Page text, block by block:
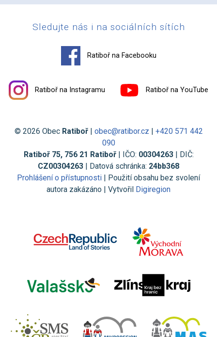
Sledujte nás i na sociálních sítích
Ratiboř na Facebooku
Ratiboř na Instagramu Ratiboř na YouTube
© 2026 Obec Ratiboř| obec@ratibor.cz | +420 571 442
090
Ratiboř 75, 756 21 Ratiboř| IČO: 00304263| DIČ:
CZ00304263 | Datová schránka: 24bb368
Prohlášení o přístupnosti | Použití obsahu bez svolení
autora zakázáno | Vytvořil Digiregion